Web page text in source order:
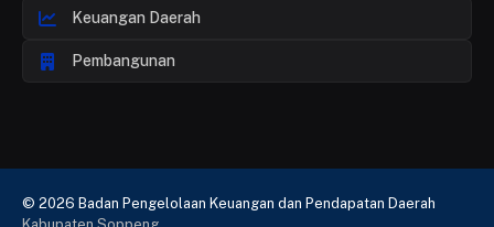
Keuangan Daerah
Pembangunan
© 2026 Badan Pengelolaan Keuangan dan Pendapatan Daerah